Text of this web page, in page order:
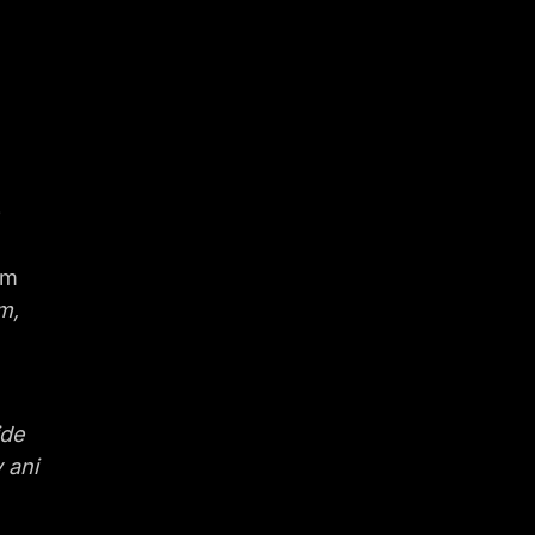
ani